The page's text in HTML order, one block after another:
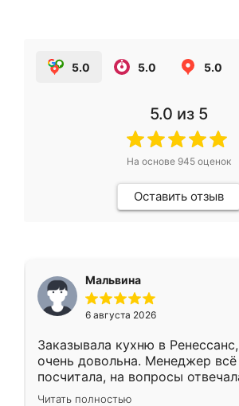
5.0 5.0 5.0
5.0 из 5
На основе 945оценок
Оставить отзыв
Мальвина
6 августа 2026
Заказывала кухню в
очень довольна. Менеджер
посчитала, на вопросы
Замерщик приехал в субботу,
Читать полностью